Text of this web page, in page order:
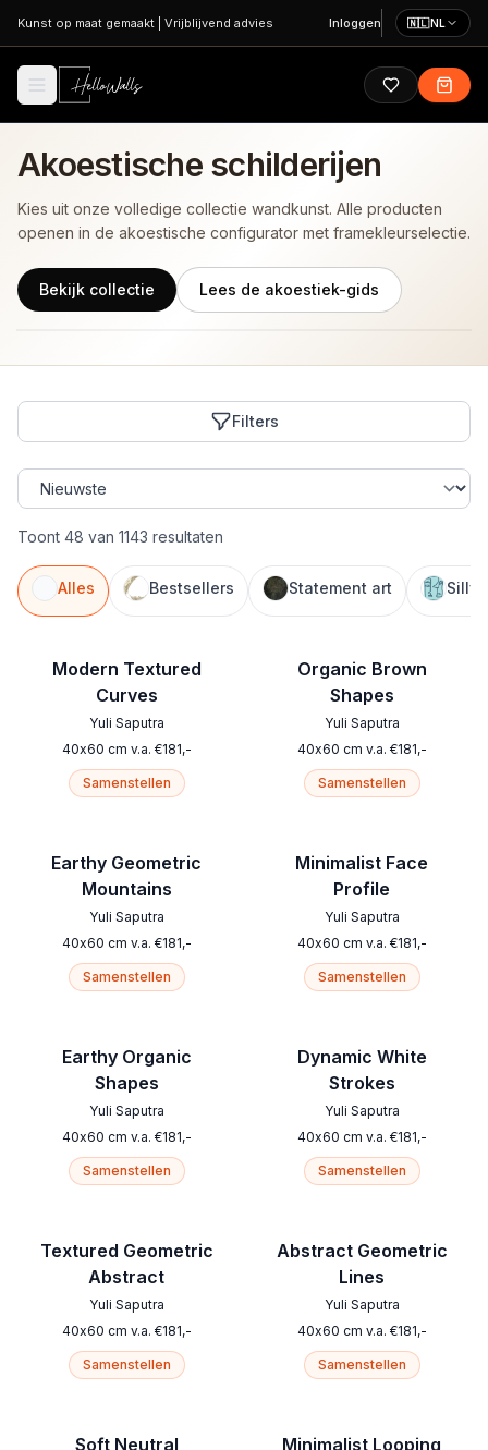
Ga naar hoofdinhoud
Kunst op maat gemaakt Vrijblijvend advies Inloggen 🇳🇱NL
Akoestische schilderijen
Kies uit onze volledige collectie wandkunst. Alle producten
openen in de akoestische configurator met framekleurselectie.
Bekijk collectie Lees de akoestiek-gids
Filters
Toont 48 van 1143 resultaten
Alles Bestsellers Statement art Silly
Modern Textured
Curves
Yuli Saputra
40x60 cm v.a. €181,-
Samenstellen
Earthy Geometric
Mountains
Yuli Saputra
40x60 cm v.a. €181,-
Samenstellen
Earthy Organic
Shapes
Yuli Saputra
40x60 cm v.a. €181,-
Samenstellen
Textured Geometric
Abstract
Yuli Saputra
40x60 cm v.a. €181,-
Samenstellen
Soft Neutral
Organic Brown
Shapes
Yuli Saputra
40x60 cm v.a. €181,-
Samenstellen
Minimalist Face
Profile
Yuli Saputra
40x60 cm v.a. €181,-
Samenstellen
Dynamic White
Strokes
Yuli Saputra
40x60 cm v.a. €181,-
Samenstellen
Abstract Geometric
Lines
Yuli Saputra
40x60 cm v.a. €181,-
Samenstellen
Minimalist Looping